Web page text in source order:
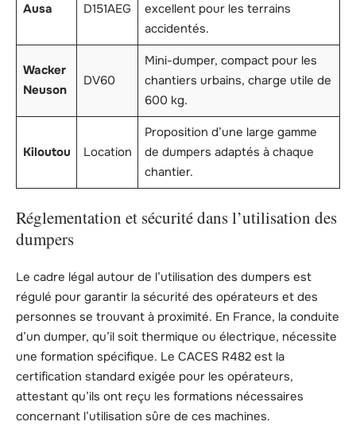
Ausa D151AEG
excellent pour les terrains
accidentés.
Wacker
Neuson
DV60
Mini-dumper, compact pour les
chantiers urbains, charge utile de
600 kg.
Kiloutou Location
Proposition d’une large gamme
de dumpers adaptés à chaque
chantier.
Réglementation et sécurité dans l’utilisation des
dumpers
Le cadre légal autour de l’utilisation des dumpers est
régulé pour garantir la sécurité des opérateurs et des
personnes se trouvant à proximité. En France, la conduite
d’un dumper, qu’il soit thermique ou électrique, nécessite
une formation spécifique. Le CACES R482 est la
certification standard exigée pour les opérateurs,
attestant qu’ils ont reçu les formations nécessaires
concernant l’utilisation sûre de ces machines.